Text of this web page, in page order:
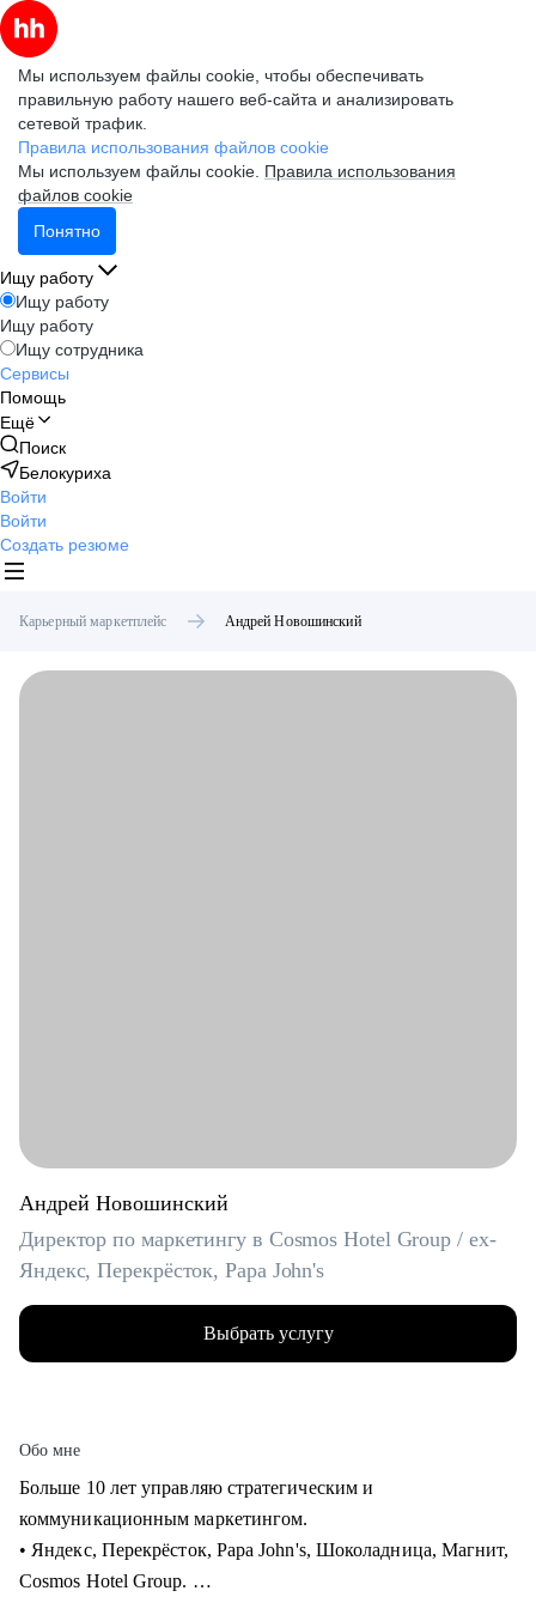
Мы используем файлы cookie, чтобы обеспечивать
правильную работу нашего веб-сайта и анализировать
сетевой трафик.
Правила использования файлов cookie
Мы используем файлы cookie. Правила использования
файлов cookie
Понятно
Ищу работу
Ищу работу
Ищу работу
Ищу сотрудника
Сервисы
Помощь
Ещё
Поиск
Белокуриха
Войти
Войти
Создать резюме
Карьерный маркетплейс Андрей Новошинский
Андрей Новошинский
Директор по маркетингу в Cosmos Hotel Group / ex-
Яндекс, Перекрёсток, Papa John's
Выбрать услугу
Обо мне
Больше 10 лет управляю стратегическим и
коммуникационным маркетингом.
• Яндекс, Перекрёсток, Papa John's, Шоколадница, Магнит,
Cosmos Hotel Group.